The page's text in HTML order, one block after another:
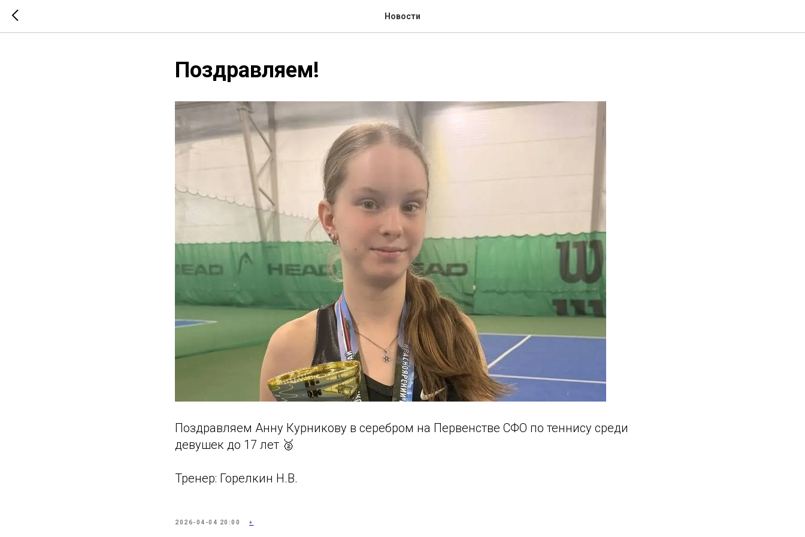
Новости
Поздравляем!
Поздравляем Анну Курникову в серебром на Первенстве СФО по теннису среди
девушек до 17 лет 🥈
Тренер: Горелкин Н.В.
2026-04-04 20:00 +